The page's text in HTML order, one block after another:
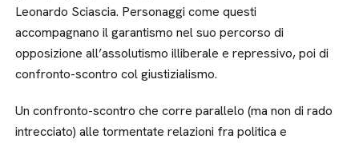
Leonardo Sciascia. Personaggi come questi
accompagnano il garantismo nel suo percorso di
opposizione all’assolutismo illiberale e repressivo, poi di
confronto-scontro col giustizialismo.
Un confronto-scontro che corre parallelo (ma non di rado
intrecciato) alle tormentate relazioni fra politica e